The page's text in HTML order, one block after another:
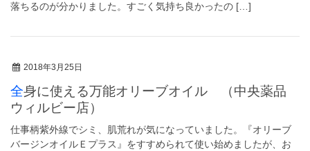
落ちるのが分かりました。すごく気持ち良かったの […]
2018年3月25日
全身に使える万能オリーブオイル （中央薬品
ウィルビー店）
仕事柄紫外線でシミ、肌荒れが気になっていました。『オリーブ
バージンオイルＥプラス』をすすめられて使い始めましたが、お